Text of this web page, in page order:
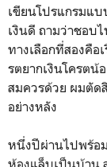
เขียนโปรแกรมแบ
เงินดี ถามว่าชอบ
ทางเลือกที่สองคือ
รตยากเงินโครตน้
สมควรด้วย ผมตัด
อย่างหลัง
หนึ่งปีผ่านไปพร้อ
ห้องแล็บเป็นบ้าน